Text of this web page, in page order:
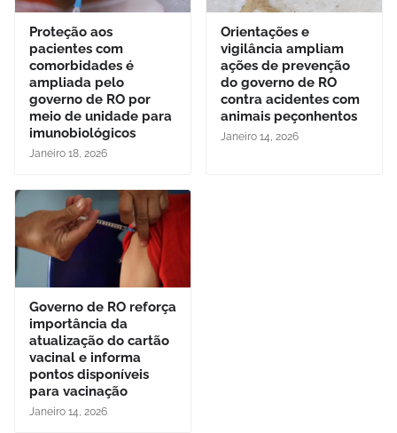
Proteção aos
pacientes com
comorbidades é
ampliada pelo
governo de RO por
meio de unidade para
imunobiológicos
Janeiro 18, 2026
Orientações e
vigilância ampliam
ações de prevenção
do governo de RO
contra acidentes com
animais peçonhentos
Janeiro 14, 2026
Governo de RO reforça
importância da
atualização do cartão
vacinal e informa
pontos disponíveis
para vacinação
Janeiro 14, 2026